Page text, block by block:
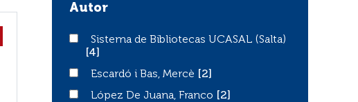
Autor
Sistema de Bibliotecas UCASAL (Salta)
Sistema de Bibliotecas UCASAL (Salta)
[4]
Escardó i Bas, Mercè
Escardó i Bas, Mercè
[2]
López De Juana, Franco
López De Juana, Franco
[2]